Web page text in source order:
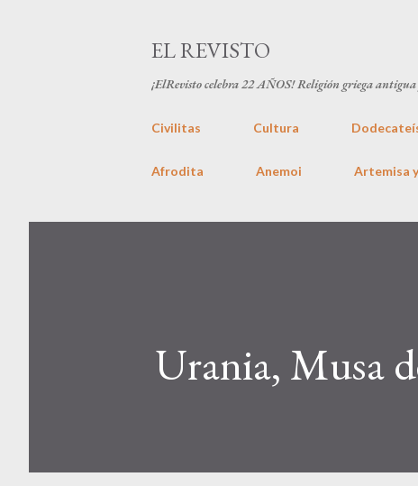
EL REVISTO
¡ElRevisto celebra22 AÑOS! Religión griega
Civilitas Cultura
Afrodita Anemoi Artemisa
Urania, Musa